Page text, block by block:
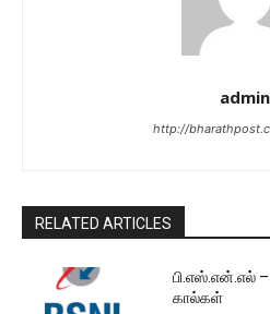
admin
http://
RELATED ARTICLES
பி.எஸ்.என்.எல் –
கால்கள்